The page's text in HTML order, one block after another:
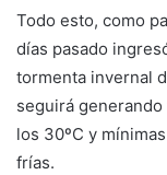
Todo esto, como
días pasado
tormenta invernal
seguirá
los 30ºC y
frías.